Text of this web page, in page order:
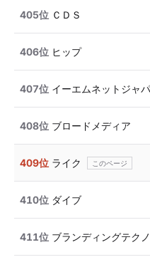
405位 ＣＤＳ
406位 ヒップ
407位 イーエムネットジャ
408位 ブロードメディア
409位 ライク
410位 ダイブ
411位 ブランディングテク